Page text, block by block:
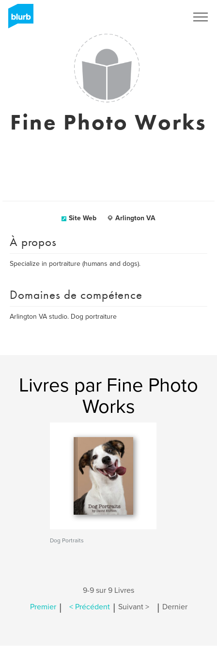
Fine Photo Works
Site Web Arlington VA
À propos
Specialize in portraiture (humans and dogs).
Domaines de compétence
Arlington VA studio. Dog portraiture
Livres par Fine Photo
Works
Dog Portraits
9-9 sur 9 Livres
Premier | < Précédent | Suivant > | Dernier